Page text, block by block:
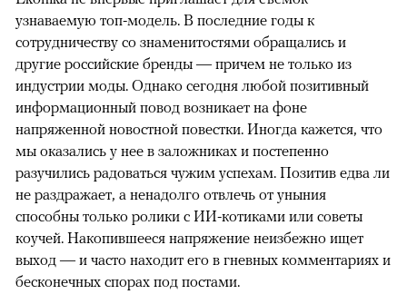
узнаваемую топ-модель. В последние годы к
сотрудничеству со знаменитостями обращались и
другие российские бренды — причем не только из
индустрии моды. Однако сегодня любой позитивный
информационный повод возникает на фоне
напряженной новостной повестки. Иногда кажется, что
мы оказались у нее в заложниках и постепенно
разучились радоваться чужим успехам. Позитив едва ли
не раздражает, а ненадолго отвлечь от уныния
способны только ролики с ИИ-котиками или советы
коучей. Накопившееся напряжение неизбежно ищет
выход — и часто находит его в гневных комментариях и
бесконечных спорах под постами.